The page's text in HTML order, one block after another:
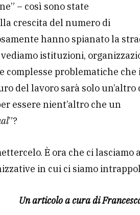
– così sono state
crescita del numero di
hanno spianato la
istituzioni,
complesse problematiche che
del lavoro sarà solo un’altro
essere nient’altro che un
”?
È ora che ci lasciamo
in cui ci siamo
Un articolo a cura di